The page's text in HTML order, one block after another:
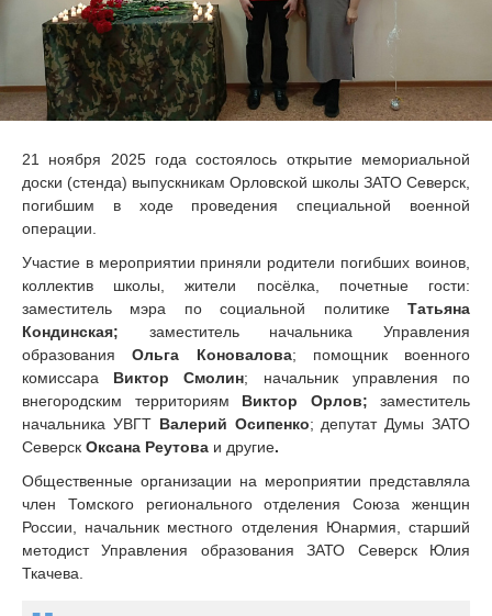
21 ноября 2025 года состоялось открытие мемориальной
доски (стенда) выпускникам Орловской школы ЗАТО Северск,
погибшим в ходе проведения специальной военной
операции.
Участие в мероприятии приняли родители погибших воинов,
коллектив школы, жители посёлка, почетные гости:
заместитель мэра по социальной политике Татьяна
Кондинская; заместитель начальника Управления
образованияОльга Коновалова; помощник военного
комиссара Виктор Смолин; начальник управления по
внегородским территориям Виктор Орлов; заместитель
начальника УВГТ Валерий Осипенко; депутат Думы ЗАТО
Северск Оксана Реутова и другие.
Общественные организации на мероприятии представляла
член Томского регионального отделения Союза женщин
России, начальник местного отделения Юнармия, старший
методист Управления образования ЗАТО Северск Юлия
Ткачева.